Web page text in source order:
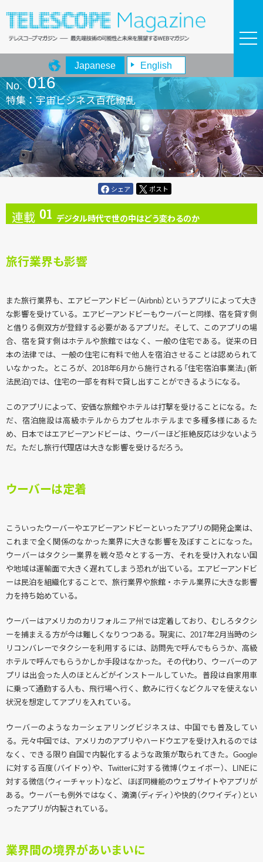
Japanese English
No. 016
特集：宇宙ビジネス百花繚乱
シェア ポスト
連載 01 デジタル時代で世の中はどう変わるのか
旅行業界も影響
また旅行業界も、エアビーアンドビー（Airbnb）というアプリによって大き
な影響を受けている。エアビーアンドビーもウーバーと同様、宿を貸す側
と借りる側双方が登録する必要があるアプリだ。そして、このアプリの場
合、宿を貸す側はホテルや旅館ではなく、一般の住宅である。従来の日
本の法律では、一般の住宅に有料で他人を宿泊させることは認められて
いなかった。ところが、2018年6月から施行される「住宅宿泊事業法」(新
法民泊)では、住宅の一部を有料で貸し出すことができるようになる。
このアプリによって、安価な旅館やホテルは打撃を受けることになる。た
だ、宿泊施設は高級ホテルからカプセルホテルまで多種多様にあるた
め、日本ではエアビーアンドビーは、ウーバーほど拒絶反応は少ないよう
だ。ただし旅行代理店は大きな影響を受けるだろう。
ウーバーは定着
こういったウーバーやエアビーアンドビーといったアプリの開発企業は、
これまで全く関係のなかった業界に大きな影響を及ぼすことになった。
ウーバーはタクシー業界を戦々恐々とする一方、それを受け入れない国
や地域は運輸面で大きく遅れてしまう恐れが出ている。エアビーアンドビ
ーは民泊を組織化することで、旅行業界や旅館・ホテル業界に大きな影響
力を持ち始めている。
ウーバーはアメリカのカリフォルニア州では定着しており、むしろタクシ
ーを捕まえる方が今は難しくなりつつある。現実に、2017年2月当時のシ
リコンバレーでタクシーを利用するには、訪問先で呼んでもらうか、高級
ホテルで呼んでもらうかしか手段はなかった。その代わり、ウーバーのア
プリは出会った人のほとんどがインストールしていた。普段は自家用車
に乗って通勤する人も、飛行場へ行く、飲みに行くなどクルマを使えない
状況を想定してアプリを入れている。
ウーバーのようなカーシェアリングビジネスは、中国でも普及してい
る。元々中国では、アメリカのアプリやハードウエアを受け入れるのでは
なく、できる限り自国で内製化するような政策が取られてきた。Google
に対する百度（バイドゥ）や、Twitterに対する微博（ウェイボー）、LINEに
対する微信（ウィーチャット）など、ほぼ同機能のウェブサイトやアプリが
ある。ウーバーも例外ではなく、滴滴（ディディ）や快的（クワイディ）とい
ったアプリが内製されている。
業界間の境界があいまいに